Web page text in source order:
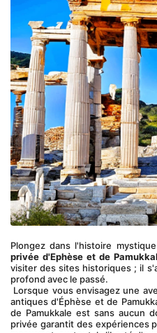
Plongez dans l'histoire
privée d'Ephèse et de
visiter des sites historiques ; il
profond avec le passé.
antiques d'Éphèse et de
de Pamukkale est sans aucun
privée garantit des expériences